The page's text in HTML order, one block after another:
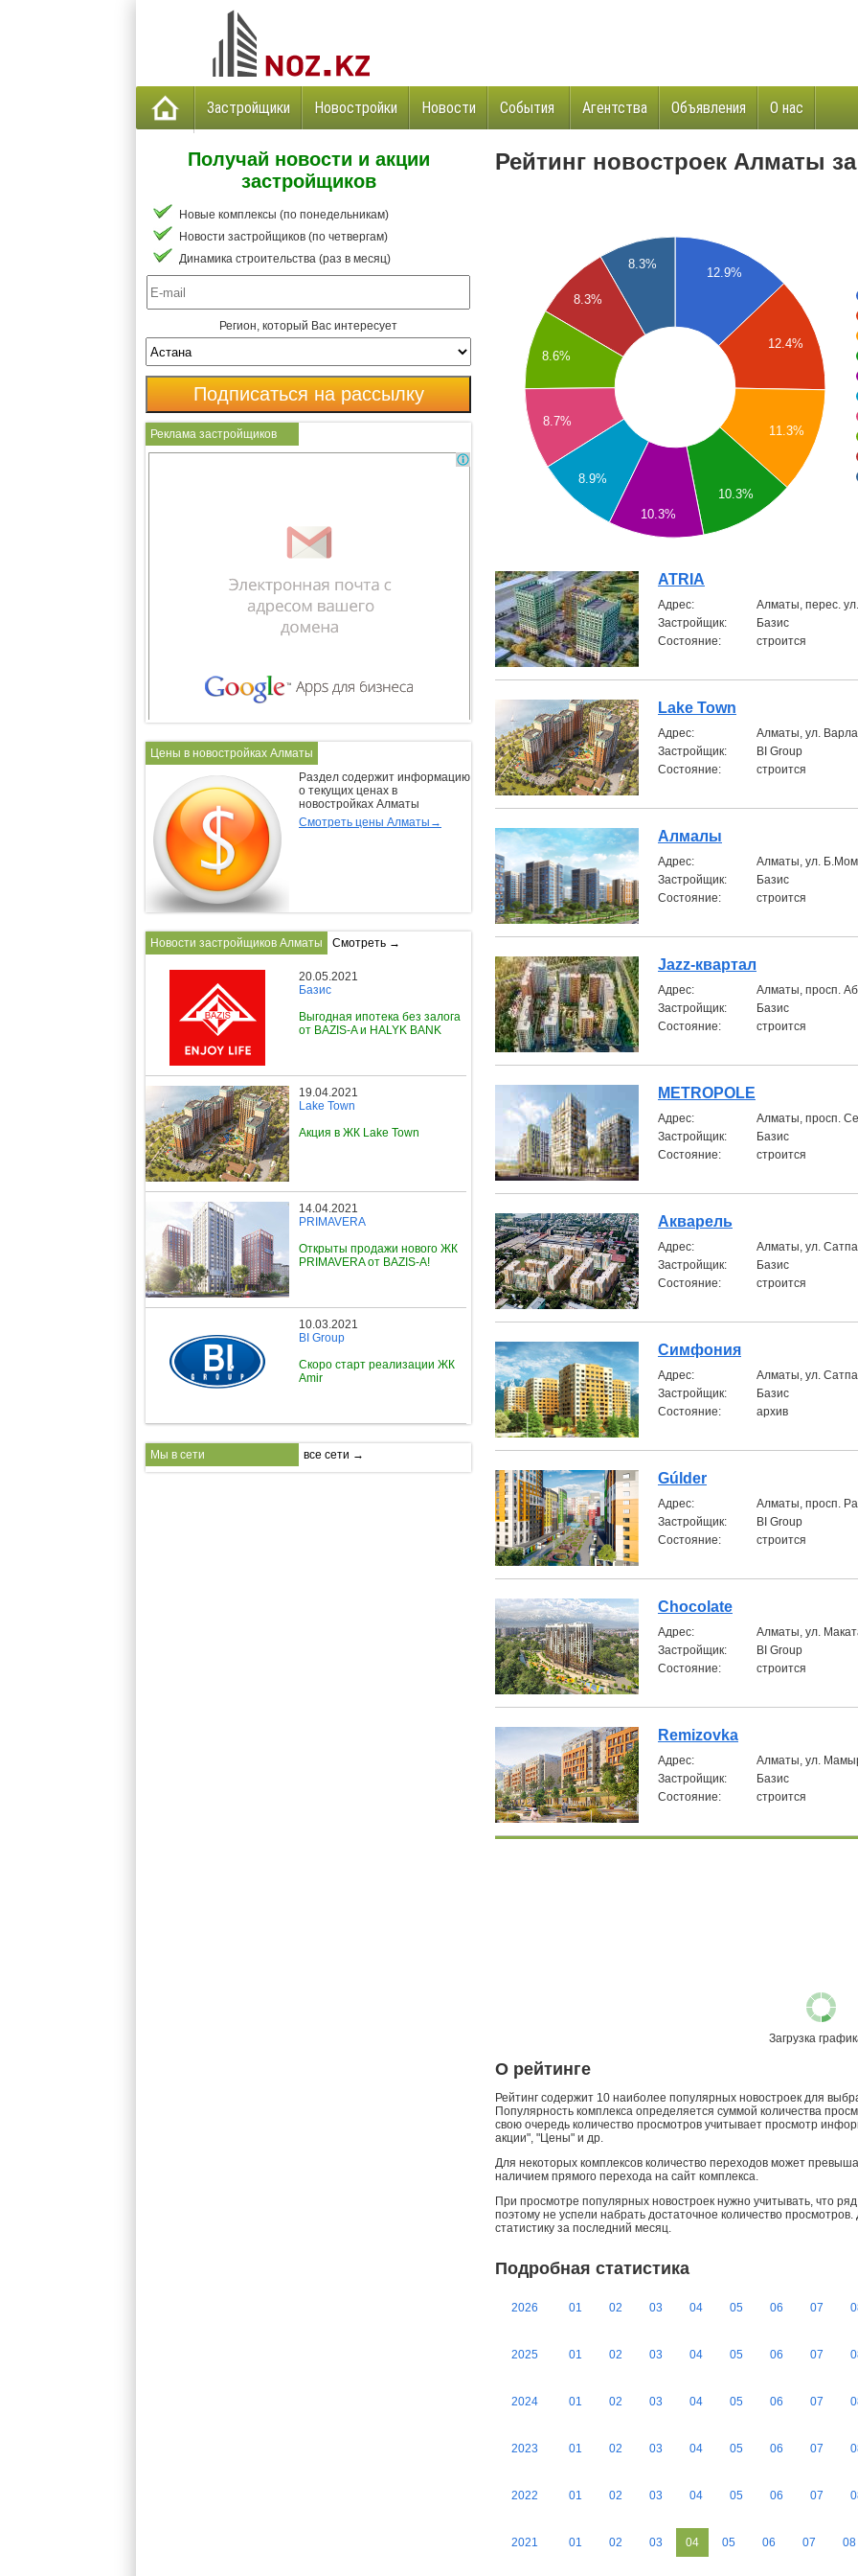
Застройщики Новостройки Новости События Агентства Объявления О нас
Рейтинг новостроек Алматы
12.9%
12.4%
11.3%
10.3%
8.3%
8.3%
8.6%
8.7%
8.9%
10.3%
ATRIA
Aдрес:
Алматы, перес.
Застройщик:
Базис
Состояние:
строится
Lake Town
Aдрес:
Алматы, ул.
Застройщик:
BI Group
Состояние:
строится
Алмалы
Aдрес:
Алматы, ул.
Застройщик:
Базис
Состояние:
строится
Jazz-квартал
Aдрес:
Алматы, просп.
Застройщик:
Базис
Состояние:
строится
METROPOLE
Aдрес:
Алматы, просп.
Застройщик:
Базис
Состояние:
строится
Акварель
Aдрес:
Алматы, ул.
Застройщик:
Базис
Состояние:
строится
Симфония
Aдрес:
Алматы, ул.
Застройщик:
Базис
Состояние:
архив
Gúlder
Aдрес:
Алматы, просп.
Застройщик:
BI Group
Состояние:
строится
Chocolate
Aдрес:
Алматы, ул.
Застройщик:
BI Group
Состояние:
строится
Remizovka
Aдрес:
Алматы, ул.
Застройщик:
Базис
Состояние:
строится
Загрузка
О рейтинге
Рейтинг содержит 10 наиболее популярных новостроек для
Популярность комплекса определяется суммой количества
свою очередь количество просмотров учитывает просмотр
акции", "Цены" и др.
Для некоторых комплексов количество переходов может
наличием прямого перехода на сайт комплекса.
При просмотре популярных новостроек нужно учитывать, что
поэтому не успели набрать достаточное количество
статистику за последний месяц.
Подробная статистика
2026 01 02 03 04 05 06 07
2025 01 02 03 04 05 06 07
2024 01 02 03 04 05 06 07
2023 01 02 03 04 05 06 07
2022 01 02 03 04 05 06 07
2021 01 02 03 04 05 06 07 08
Получай новости и акции
застройщиков
Новые комплексы (по понедельникам)
Новости застройщиков (по четвергам)
Динамика строительства (раз в месяц)
Регион, который Вас интересует
Реклама застройщиков
Цены в новостройках Алматы
Раздел содержит информацию
о текущих ценах в
новостройках Алматы
Смотреть цены Алматы→
Новости застройщиков Алматы Смотреть →
20.05.2021
Базис
Выгодная ипотека без залога
от BAZIS-A и HALYK BANK
19.04.2021
Lake Town
Акция в ЖК Lake Town
14.04.2021
PRIMAVERA
Открыты продажи нового ЖК
PRIMAVERA от BAZIS-A!
10.03.2021
BI Group
Скоро старт реализации ЖК
Amir
Мы в сети все сети →